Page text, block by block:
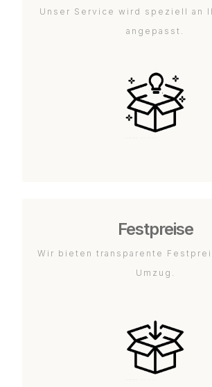
Unser Service wird speziell an
angepasst.
Festpreise
Wir bieten transparente
Umzug.